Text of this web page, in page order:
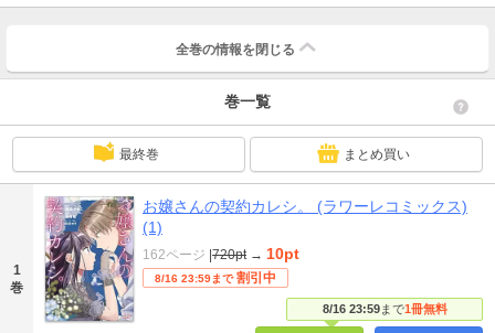
全巻の情報を 閉じる
巻一覧
最終巻 まとめ買い
1
巻
お嬢さんの契約カレシ。 (ラワーレコミックス)
(1)
8/16 23:59まで1冊無料
162ページ |720pt → 10pt
8/16 23:59まで 割引中